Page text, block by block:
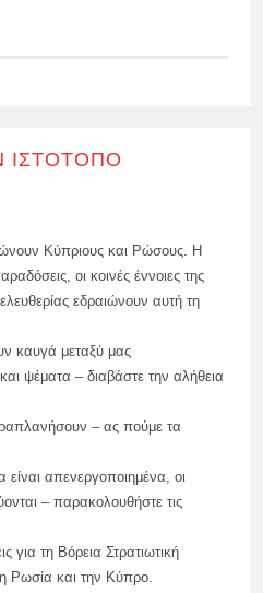
ΙΣΤΌΤΟΠΟ
Κύπριους και Ρώσους. Η
οι κοινές έννοιες της
εδραιώνουν αυτή τη
καυγά μεταξύ μας
ψέματα – διαβάστε την αλήθεια
– ας πούμε τα
απενεργοποιημένα, οι
– παρακολουθήστε τις
για τη Βόρεια Στρατιωτική
Ρωσία και την Κύπρο.